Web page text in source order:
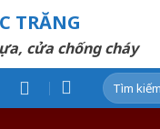
TRĂNG
cửa chống cháy
Tìm
kiếm: